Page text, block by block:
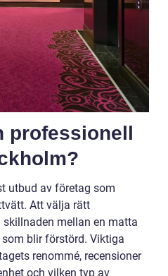
professionell
utbud av företag som
Att välja rätt
mellan en matta
blir förstörd. Viktiga
renommé, recensioner
och vilken typ av